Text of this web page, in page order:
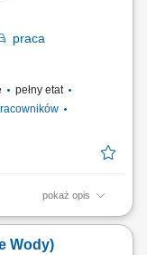
produktowej dla
praca
pełny etat
pokaż opis
lokalizacjach w Polsce.
oraz rozwijanie
Wody)